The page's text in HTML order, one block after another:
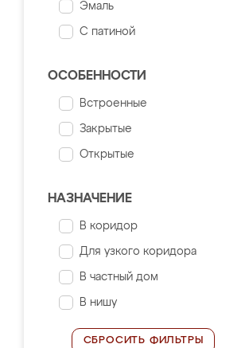
Эмаль
С патиной
ОСОБЕННОСТИ
Встроенные
Закрытые
Открытые
НАЗНАЧЕНИЕ
В коридор
Для узкого коридора
В частный дом
В нишу
СБРОСИТЬ ФИЛЬТРЫ